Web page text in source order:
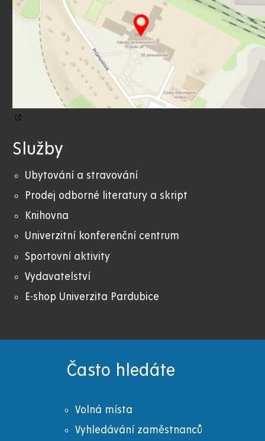
Služby
Ubytování a stravování
Prodej odborné literatury a skript
Knihovna
Univerzitní konferenční centrum
Sportovní aktivity
Vydavatelství
E-shop Univerzita Pardubice
Často hledáte
Volná místa
Vyhledávání zaměstnanců